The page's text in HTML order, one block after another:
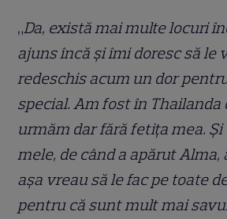
„Da, există mai multe locuri
ajuns încă și îmi doresc să le
redeschis acum un dor
special. Am fost în
urmăm dar fără fetița mea.
mele, de când a apărut Alma,
așa vreau să le fac pe toate
pentru că sunt mult mai